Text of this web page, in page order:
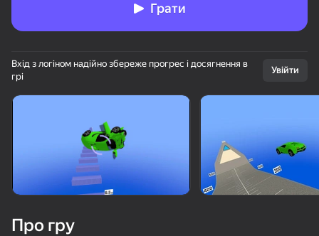
Гра працює тільки в горизонтальній
Грати
Вхід з логіном надійно збереже прогрес і досягнення в
грі
Увійти
Про гру